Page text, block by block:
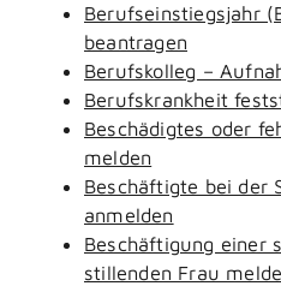
Berufseinstiegsjahr
beantragen
Berufskolleg –
Berufskrankheit
Beschädigtes oder
melden
Beschäftigte bei der
anmelden
Beschäftigung einer
stillenden Frau